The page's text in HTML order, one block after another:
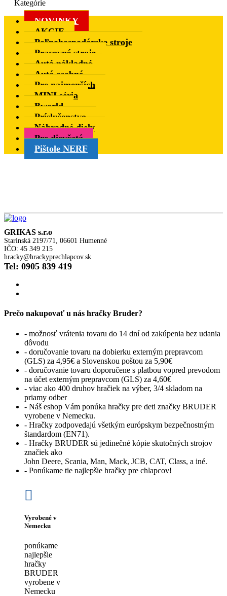
Kategórie
NOVINKY
AKCIE
Poľnohospodárske stroje
Pracovné stroje
Autá nákladné
Autá osobné
Pre najmenších
MINI séria
Bworld
Príslušenstvo
Náhradné diely
Pre dievčatá
Pištole NERF
GRIKAS s.r.o
Starinská 2197/71, 06601 Humenné
IČO: 45 349 215
hracky@hrackyprechlapcov.sk
Tel: 0905 839 419
Prečo nakupovať u nás hračky Bruder?
- možnosť vrátenia tovaru do 14 dní od zakúpenia bez udania
dôvodu
- doručovanie tovaru na dobierku externým prepravcom
(GLS) za 4,95€ a Slovenskou poštou za 5,90€
- doručovanie tovaru doporučene s platbou vopred prevodom
na účet externým prepravcom (GLS) za 4,60€
- viac ako 400 druhov hračiek na výber, 3/4 skladom na
priamy odber
- Náš eshop Vám ponúka hračky pre deti značky BRUDER
vyrobene v Nemecku.
- Hračky zodpovedajú všetkým európskym bezpečnostným
štandardom (EN71).
- Hračky BRUDER sú jedinečné kópie skutočných strojov
značiek ako
John Deere, Scania, Man, Mack, JCB, CAT, Class, a iné.
- Ponúkame tie najlepšie hračky pre chlapcov!
Vyrobené v
Nemecku
ponúkame
najlepšie
hračky
BRUDER
vyrobene v
Nemecku